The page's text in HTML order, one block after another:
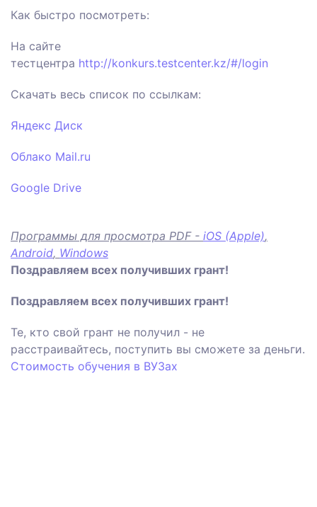
Как быстро посмотреть:
На сайте
тестцентра http://konkurs.testcenter.kz/#/login
Скачать весь список по ссылкам:
Яндекс Диск
Облако Mail.ru
Google Drive
Программы для просмотра PDF - iOS (Apple),
Android, Windows
Поздравляем всех получивших грант!
Поздравляем всех получивших грант!
Те, кто свой грант не получил - не
расстраивайтесь, поступить вы сможете за деньги.
Стоимость обучения в ВУЗах